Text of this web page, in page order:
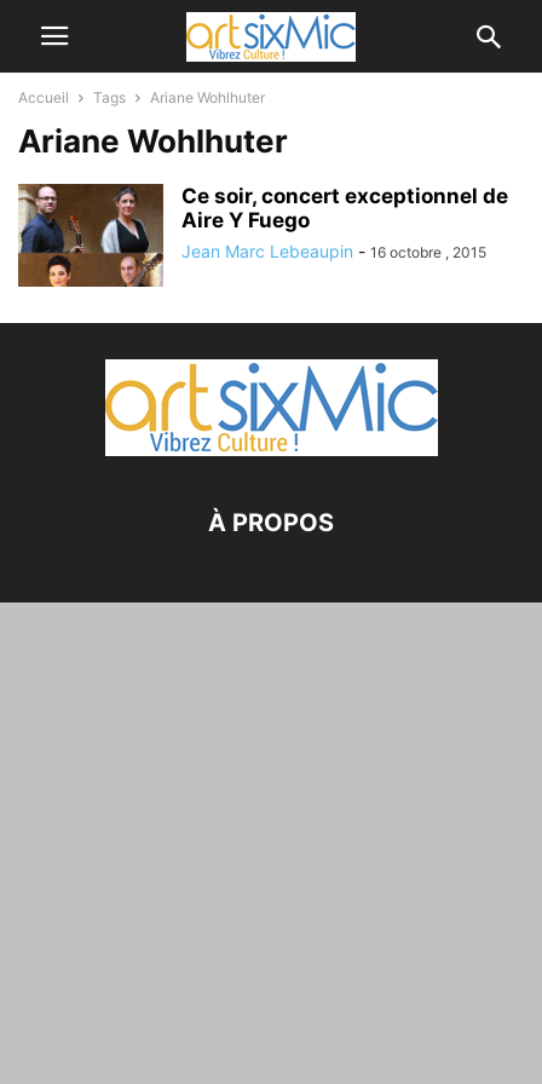
Accueil Tags Ariane Wohlhuter
Ariane Wohlhuter
Ce soir, concert exceptionnel de
Aire Y Fuego
Jean Marc Lebeaupin - 16 octobre , 2015
À PROPOS